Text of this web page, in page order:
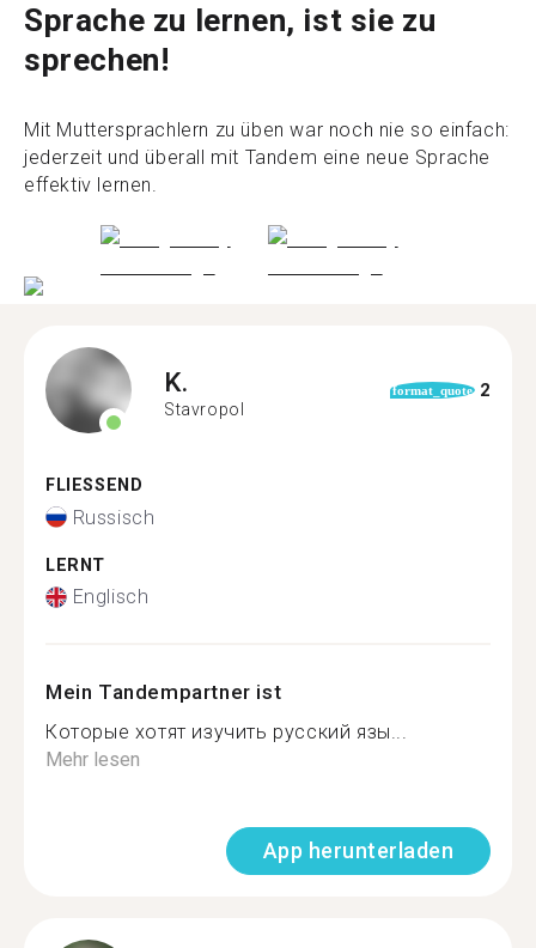
Sprache zu lernen, ist sie zu
sprechen!
Mit Muttersprachlern zu üben war noch nie so einfach:
jederzeit und überall mit Tandem eine neue Sprache
effektiv lernen.
K.
Stavropol
format_quote 2
FLIESSEND
Russisch
LERNT
Englisch
Mein Tandempartner ist
Которые хотят изучить русский язы...
Mehr lesen
App herunterladen